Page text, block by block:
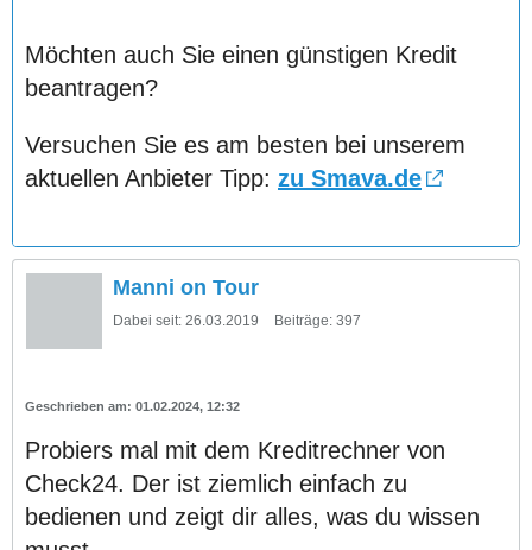
Möchten auch Sie einen günstigen Kredit
beantragen?
Versuchen Sie es am besten bei unserem
aktuellen Anbieter Tipp: zu Smava.de
Manni on Tour
Dabei seit: 26.03.2019 Beiträge: 397
01.02.2024, 12:32
Probiers mal mit dem Kreditrechner von
Check24. Der ist ziemlich einfach zu
bedienen und zeigt dir alles, was du wissen